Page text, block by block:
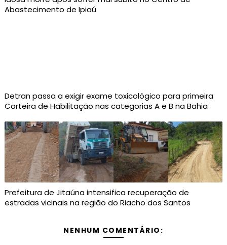
Abastecimento de Ipiaú
Detran passa a exigir exame toxicológico para primeira
Carteira de Habilitação nas categorias A e B na Bahia
Prefeitura de Jitaúna intensifica recuperação de
estradas vicinais na região do Riacho dos Santos
NENHUM COMENTÁRIO: